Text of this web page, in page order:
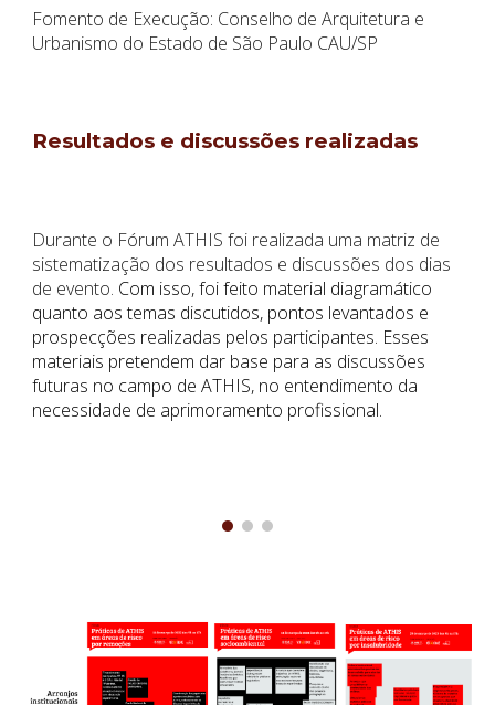
Fomento de Execução: Conselho de Arquitetura e
Urbanismo do Estado de São Paulo CAU/SP
Resultados e discussões realizadas
Durante o Fórum ATHIS foi realizada uma matriz de
sistematização dos resultados e discussões dos dias
de evento. Com isso, foi feito material diagramático
quanto aos temas discutidos, pontos levantados e
prospecções realizadas pelos participantes. Esses
materiais pretendem dar base para as discussões
futuras no campo de ATHIS, no entendimento da
necessidade de aprimoramento profissional.